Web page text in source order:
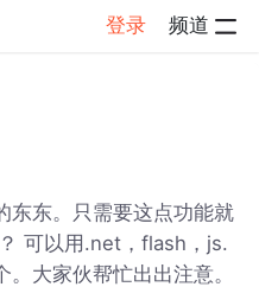
登录 频道
东东。只需要这点功能就
可以用.net，flash，js.
大家伙帮忙出出注意。